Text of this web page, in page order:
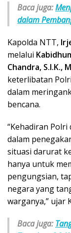
Baca juga:
dalam
Kapolda NTT,
melalui
Chandra, S.I.K.,
keterlibatan
dalam
bencana.
“Kehadiran
dalam
situasi darurat
hanya untuk
pengungsian,
negara yang
warganya,” ujar
Baca juga: